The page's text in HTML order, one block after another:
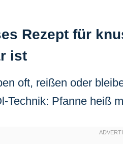
Rezept für
ist
oft, reißen oder
Technik: Pfanne heiß